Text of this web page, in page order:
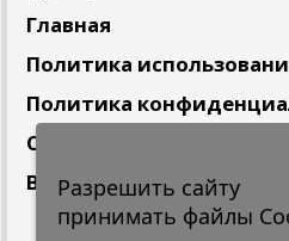
Главная
Политика
Политика
Сотрудничество
Вакансии
Подпишитесь
Разрешить сайту
принимать файлы